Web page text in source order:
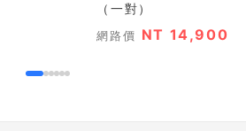
（一對）
網路價 NT 14,900